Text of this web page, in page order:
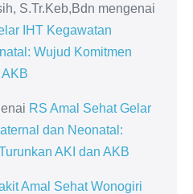
S.Tr.Keb,Bdn mengenai
IHT Kegawatan
Wujud Komitmen
RS Amal Sehat Gelar
dan Neonatal:
AKI dan AKB
Amal Sehat Wonogiri